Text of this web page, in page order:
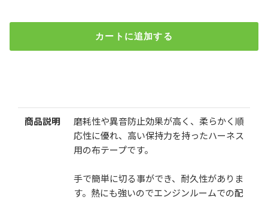
カートに追加する
検索
商品説明
磨耗性や異音防止効果が高く、柔らかく順
応性に優れ、高い保持力を持ったハーネス
用の布テープです。
手で簡単に切る事ができ、耐久性がありま
す。熱にも強いのでエンジンルームでの配